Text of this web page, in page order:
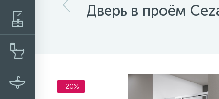
Дверь в проём
-20%